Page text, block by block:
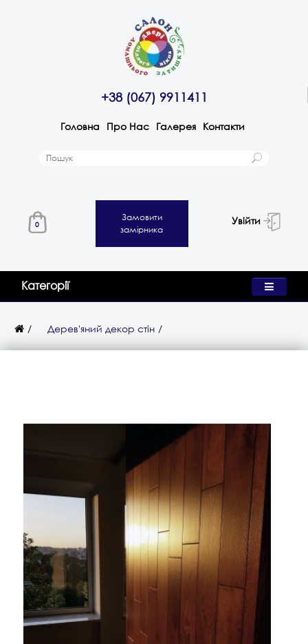
+38 (067) 9911411
Головна Про Нас Галерея Контакти
0
Замовити
замірника
Увійти
Категорії
Дерев'яний декор стін